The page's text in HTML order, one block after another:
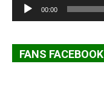
00:00
FANS FACEBOOK